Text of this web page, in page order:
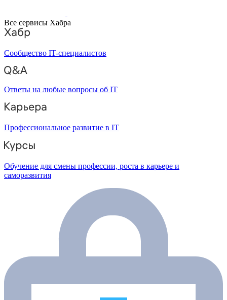
Все сервисы Хабра
Сообщество IT-специалистов
Ответы на любые вопросы об IT
Профессиональное развитие в IT
Обучение для смены профессии, роста в карьере и
саморазвития